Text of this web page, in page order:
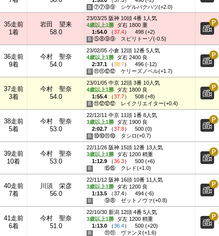
⑦⑦⑨⑨
シゲルバクハツ(+2.0)
35走前
1着
岩田 望来
58.0
23/03/25 阪神 10頭 4番 1人気
4歳以上1勝 ダ右 1800 重
1:54.0 （37.4）
498 (+2)
⑤⑧⑨⑨
スピリトーゾ(-0.5)
36走前
9着
今村 聖奈
54.0
23/02/05 小倉 12頭 12番 5人気
4歳以上1勝 ダ右 2400 良
2:37.1 （38.7）
496 (-12)
⑪⑪⑫⑫
ケリーズノベル(+1.7)
37走前
3着
今村 聖奈
54.0
23/01/05 中京 12頭 3番 10人気
4歳以上1勝 ダ左 1800 良
1:55.4 （37.7）
508 (+8)
⑪⑫⑫⑫
レイクリエイター(+0.4)
38走前
5着
今村 聖奈
53.0
22/12/11 中京 11頭 1番 8人気
3歳以上1勝 ダ左 1900 良
2:02.7 （37.8）
500 (0)
⑩⑩⑪⑩
タシロ(+0.7)
39走前
10着
今村 聖奈
53.0
22/11/26 阪神 15頭 12番 13人気
3歳以上1勝 ダ右 1200 稍重
1:12.9 （36.3）
500 (+6)
⑮⑮
クレド(+1.0)
40走前
7着
川須 栄彦
56.0
22/11/12 阪神 16頭 10番 11人気
3歳以上1勝 ダ右 1200 良
1:13.5 （37.4）
494 (-6)
⑨⑧
ゼットノヴァ(+0.8)
41走前
6着
今村 聖奈
51.0
22/10/30 新潟 12頭 4番 5人気
3歳以上1勝 ダ左 1200 稍重
1:13.0 （36.4）
500 (+20)
⑪⑪
ヴァンヌ(+1.6)